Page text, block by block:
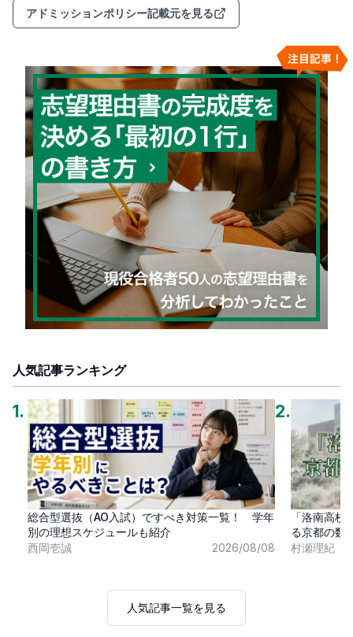
アドミッションポリシー記載元を見る
人気記事ランキング
1 .
総合型選抜（AO入試）ですべき対策一覧！ 学年
別の理想スケジュールも紹介
西岡壱誠
2026/08/08
2.
「洛南高
る京都の数
村瀬理紀
人気記事一覧を見る